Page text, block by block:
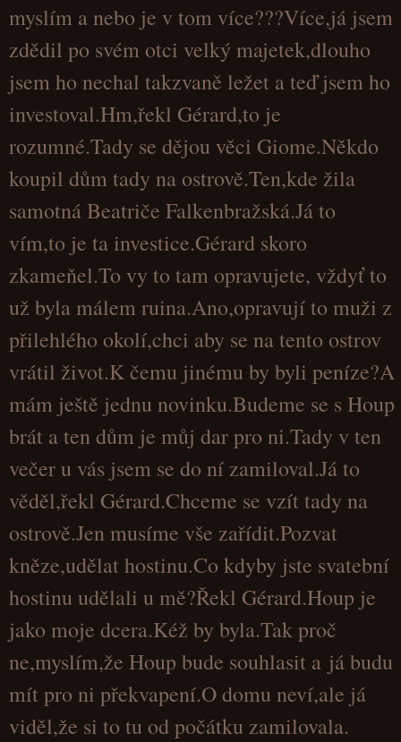
myslím a nebo je v tom více???Více,já jsem
zdědil po svém otci velký majetek,dlouho
jsem ho nechal takzvaně ležet a teď jsem ho
investoval.Hm,řekl Gérard,to je
rozumné.Tady se dějou věci Giome.Někdo
koupil dům tady na ostrově.Ten,kde žila
samotná Beatriče Falkenbražská.Já to
vím,to je ta investice.Gérard skoro
zkameňel.To vy to tam opravujete, vždyť to
už byla málem ruina.Ano,opravují to muži z
přilehlého okolí,chci aby se na tento ostrov
vrátil život.K čemu jinému by byli peníze?A
mám ještě jednu novinku.Budeme se s Houp
brát a ten dům je můj dar pro ni.Tady v ten
večer u vás jsem se do ní zamiloval.Já to
věděl,řekl Gérard.Chceme se vzít tady na
ostrově.Jen musíme vše zařídit.Pozvat
kněze,udělat hostinu.Co kdyby jste svatební
hostinu udělali u mě?Řekl Gérard.Houp je
jako moje dcera.Kéž by byla.Tak proč
ne,myslím,že Houp bude souhlasit a já budu
mít pro ni překvapení.O domu neví,ale já
viděl,že si to tu od počátku zamilovala.